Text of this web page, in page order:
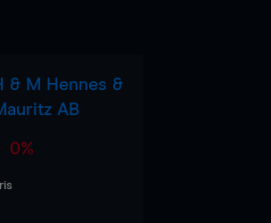
& M Hennes &
AB
0%